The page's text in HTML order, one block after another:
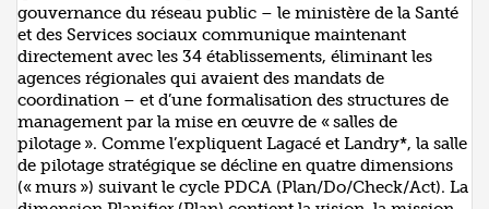
gouvernance du réseau public – le ministère de la Santé
et des Services sociaux communique maintenant
directement avec les 34 établissements, éliminant les
agences régionales qui avaient des mandats de
coordination – et d’une formalisation des structures de
management par la mise en œuvre de « salles de
pilotage ». Comme l’expliquent Lagacé et Landry*, la salle
de pilotage stratégique se décline en quatre dimensions
(« murs ») suivant le cycle PDCA (Plan/Do/Check/Act). La